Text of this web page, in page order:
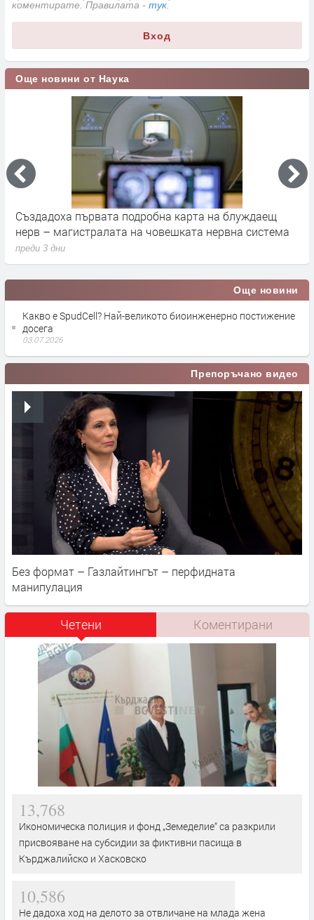
коментирате. Правилата - тук
Вход
Още новини от Наука
Създадоха първата подробна карта на блуждаещ
нерв – магистралата на човешката нервна система
преди 3 дни
Още новини
Какво е SpudCell? Най-великото биоинженерно постижение
досега
03.07.2026
Препоръчано видео
Без формат – Газлайтингът – перфидната
манипулация
Четени Коментирани
13,768
Икономическа полиция и фонд „Земеделие“ са разкрили
присвояване на субсидии за фиктивни пасища в
Кърджалийско и Хасковско
10,586
Не дадоха ход на делото за отвличане на млада жена